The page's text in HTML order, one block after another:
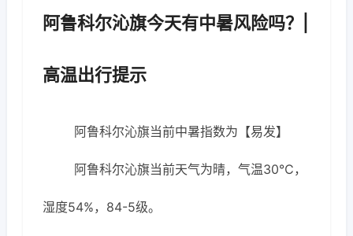
阿鲁科尔沁旗今天有中暑风险吗？|
高温出行提示
阿鲁科尔沁旗当前中暑指数为【易发】
阿鲁科尔沁旗当前天气为晴，气温30℃，
湿度54%，84-5级。